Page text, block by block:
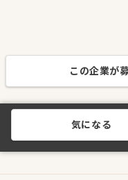
この企業が
気になる